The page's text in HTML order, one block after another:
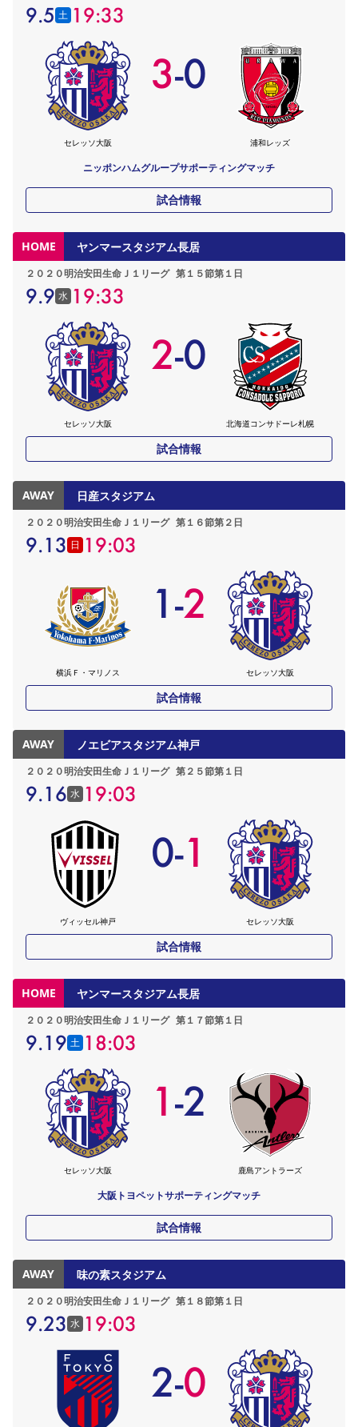
9.5 土 19:33
セレッソ大阪
3-0
浦和レッズ
ニッポンハムグループサポーティングマッチ
試合情報
HOME ヤンマースタジアム長居
２０２０明治安田生命Ｊ１リーグ 第１５節第１日
9.9 水 19:33
セレッソ大阪
2-0
北海道コンサドーレ札幌
試合情報
AWAY 日産スタジアム
２０２０明治安田生命Ｊ１リーグ 第１６節第２日
9.13 日 19:03
横浜Ｆ・マリノス
1-2
セレッソ大阪
試合情報
AWAY ノエビアスタジアム神戸
２０２０明治安田生命Ｊ１リーグ 第２５節第１日
9.16 水 19:03
ヴィッセル神戸
0-1
セレッソ大阪
試合情報
HOME ヤンマースタジアム長居
２０２０明治安田生命Ｊ１リーグ 第１７節第１日
9.19 土 18:03
セレッソ大阪
1-2
鹿島アントラーズ
大阪トヨペットサポーティングマッチ
試合情報
AWAY 味の素スタジアム
２０２０明治安田生命Ｊ１リーグ 第１８節第１日
9.23 水 19:03
2-0